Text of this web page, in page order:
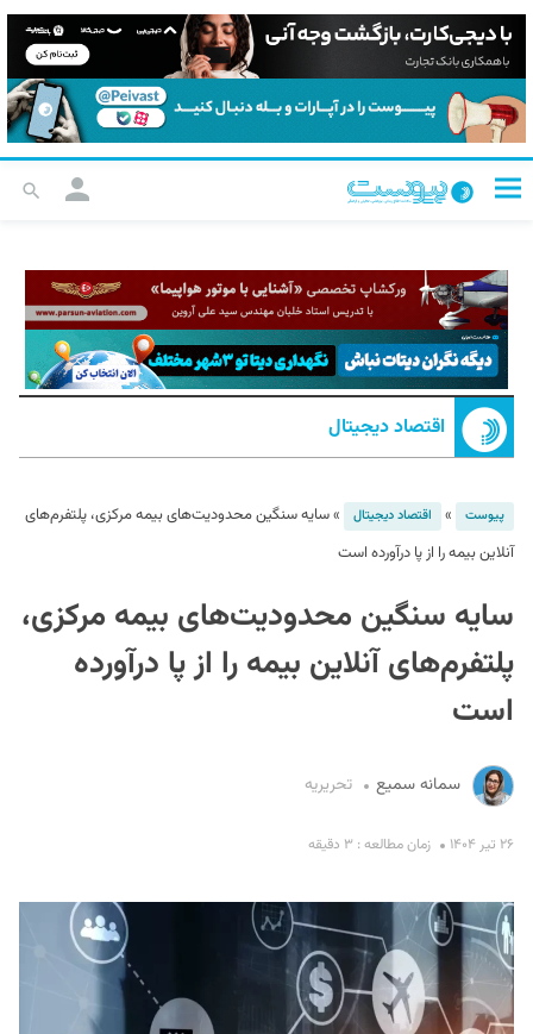
اقتصاد دیجیتال
پیوست » اقتصاد دیجیتال »سایه سنگین محدودیت‌های بیمه مرکزی، پلتفرم‌های
آنلاین بیمه را از پا درآورده است
سایه سنگین محدودیت‌های بیمه مرکزی،
پلتفرم‌های آنلاین بیمه را از پا درآورده
است
سمانه سمیع تحریریه
۲۶ تیر ۱۴۰۴ زمان مطالعه : ۳ دقیقه